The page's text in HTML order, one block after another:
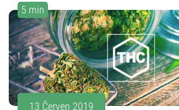
5 min
13 Červen 2019